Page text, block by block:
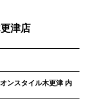
津店
ンスタイル木更津 内